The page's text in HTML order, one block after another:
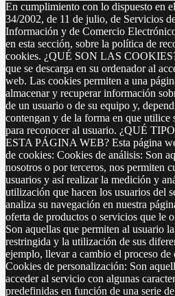
En cumplimiento con lo dispuesto en
34/2002, de 11 de julio, de Servicios
Información y de Comercio
en esta sección, sobre la política de
cookies. ¿QUÉ SON LAS
que se descarga en su ordenador al
web. Las cookies permiten a una
almacenar y recuperar información
de un usuario o de su equipo y,
contengan y de la forma en que utilice
para reconocer al usuario. ¿QUÉ
ESTA PÁGINA WEB? Esta página
de cookies: Cookies de análisis: Son
nosotros o por terceros, nos permiten
usuarios y así realizar la medición y
utilización que hacen los usuarios del
analiza su navegación en nuestra
oferta de productos o servicios que le
Son aquellas que permiten al usuario
restringida y la utilización de sus
ejemplo, llevar a cambio el proceso
Cookies de personalización: Son
acceder al servicio con algunas
predefinidas en función de una serie